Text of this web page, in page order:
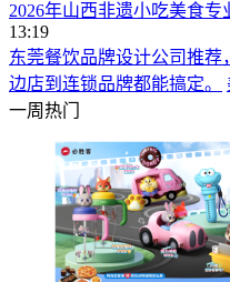
2026年山西非遗小吃美食专
13:19
东莞餐饮品牌设计公司推
边店到连锁品牌都能搞定。
一周热门